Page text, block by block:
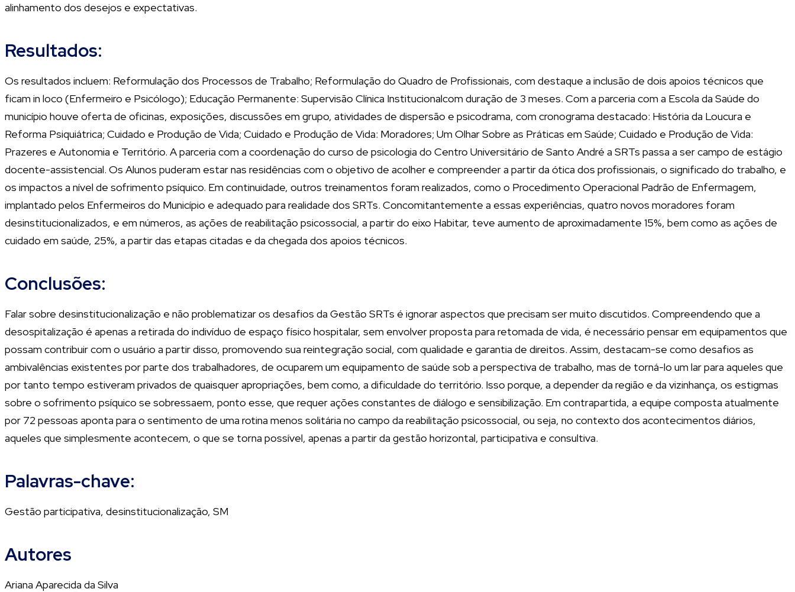
alinhamento dos desejos e expectativas.
Resultados:
Os resultados incluem: Reformulação dos Processos de Trabalho; Reformulação do Quadro de Profissionais, com destaque a inclusão de dois apoios técnicos que
ficam in loco (Enfermeiro e Psicólogo); Educação Permanente: Supervisão Clínica Institucionalcom duração de 3 meses. Com a parceria com a Escola da Saúde do
município houve oferta de oficinas, exposições, discussões em grupo, atividades de dispersão e psicodrama, com cronograma destacado: História da Loucura e
Reforma Psiquiátrica; Cuidado e Produção de Vida; Cuidado e Produção de Vida: Moradores; Um Olhar Sobre as Práticas em Saúde; Cuidado e Produção de Vida:
Prazeres e Autonomia e Território. A parceria com a coordenação do curso de psicologia do Centro Universitário de Santo André a SRTs passa a ser campo de estágio
docente-assistencial. Os Alunos puderam estar nas residências com o objetivo de acolher e compreender a partir da ótica dos profissionais, o significado do trabalho, e
os impactos a nível de sofrimento psíquico. Em continuidade, outros treinamentos foram realizados, como o Procedimento Operacional Padrão de Enfermagem,
implantado pelos Enfermeiros do Município e adequado para realidade dos SRTs. Concomitantemente a essas experiências, quatro novos moradores foram
desinstitucionalizados, e em números, as ações de reabilitação psicossocial, a partir do eixo Habitar, teve aumento de aproximadamente 15%, bem como as ações de
cuidado em saúde, 25%, a partir das etapas citadas e da chegada dos apoios técnicos.
Conclusões:
Falar sobre desinstitucionalização e não problematizar os desafios da Gestão SRTs é ignorar aspectos que precisam ser muito discutidos. Compreendendo que a
desospitalização é apenas a retirada do indivíduo de espaço físico hospitalar, sem envolver proposta para retomada de vida, é necessário pensar em equipamentos que
possam contribuir com o usuário a partir disso, promovendo sua reintegração social, com qualidade e garantia de direitos. Assim, destacam-se como desafios as
ambivalências existentes por parte dos trabalhadores, de ocuparem um equipamento de saúde sob a perspectiva de trabalho, mas de torná-lo um lar para aqueles que
por tanto tempo estiveram privados de quaisquer apropriações, bem como, a dificuldade do território. Isso porque, a depender da região e da vizinhança, os estigmas
sobre o sofrimento psíquico se sobressaem, ponto esse, que requer ações constantes de diálogo e sensibilização. Em contrapartida, a equipe composta atualmente
por 72 pessoas aponta para o sentimento de uma rotina menos solitária no campo da reabilitação psicossocial, ou seja, no contexto dos acontecimentos diários,
aqueles que simplesmente acontecem, o que se torna possível, apenas a partir da gestão horizontal, participativa e consultiva.
Palavras-chave:
Gestão participativa, desinstitucionalização, SM
Autores
Ariana Aparecida da Silva